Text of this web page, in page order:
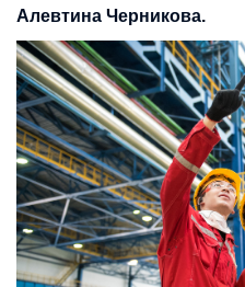
Алевтина Черникова.